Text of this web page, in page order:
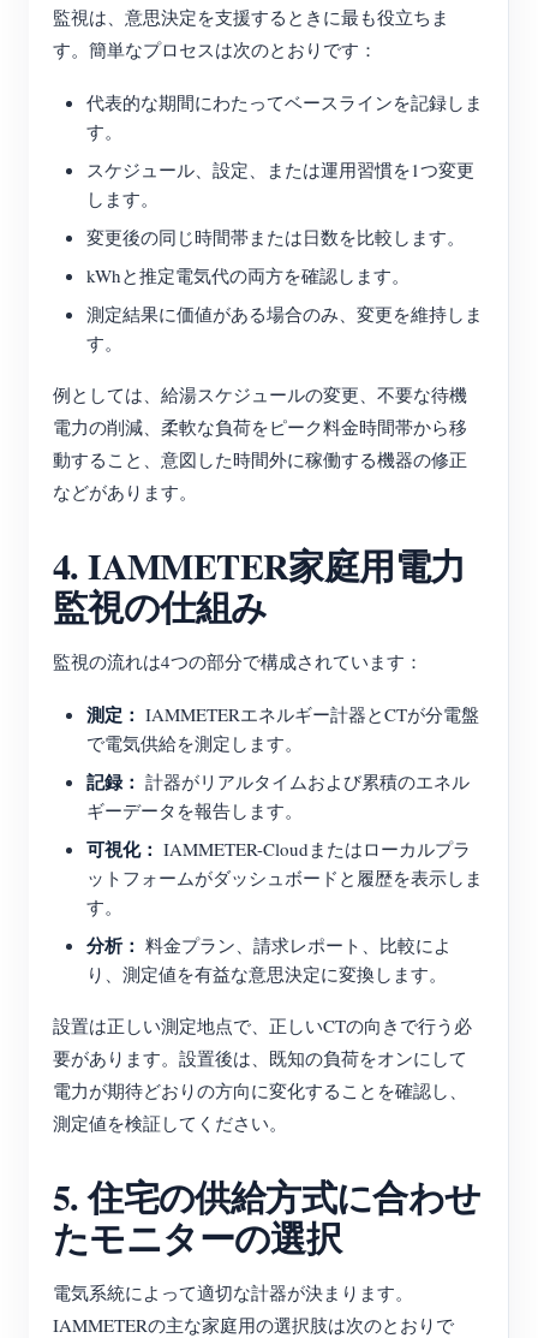
監視は、意思決定を支援するときに最も役立ちま
す。簡単なプロセスは次のとおりです：
代表的な期間にわたってベースラインを記録しま
す。
スケジュール、設定、または運用習慣を1つ変更
します。
変更後の同じ時間帯または日数を比較します。
kWhと推定電気代の両方を確認します。
測定結果に価値がある場合のみ、変更を維持しま
す。
例としては、給湯スケジュールの変更、不要な待機
電力の削減、柔軟な負荷をピーク料金時間帯から移
動すること、意図した時間外に稼働する機器の修正
などがあります。
4. IAMMETER家庭用電力
監視の仕組み
監視の流れは4つの部分で構成されています：
測定： IAMMETERエネルギー計器とCTが分電盤
で電気供給を測定します。
記録： 計器がリアルタイムおよび累積のエネル
ギーデータを報告します。
可視化： IAMMETER-Cloudまたはローカルプラ
ットフォームがダッシュボードと履歴を表示しま
す。
分析： 料金プラン、請求レポート、比較によ
り、測定値を有益な意思決定に変換します。
設置は正しい測定地点で、正しいCTの向きで行う必
要があります。設置後は、既知の負荷をオンにして
電力が期待どおりの方向に変化することを確認し、
測定値を検証してください。
5. 住宅の供給方式に合わせ
たモニターの選択
電気系統によって適切な計器が決まります。
IAMMETERの主な家庭用の選択肢は次のとおりで